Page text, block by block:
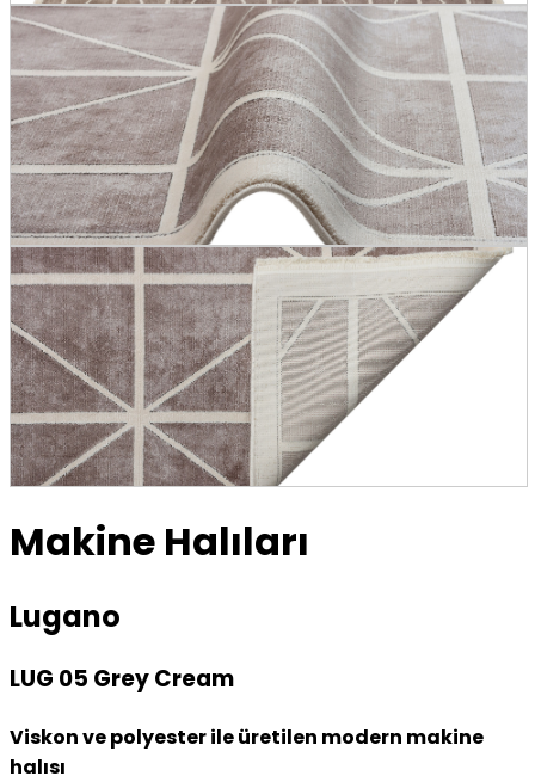
Makine Halıları
Lugano
LUG 05 Grey Cream
Viskon ve polyester ile üretilen modern makine
halısı